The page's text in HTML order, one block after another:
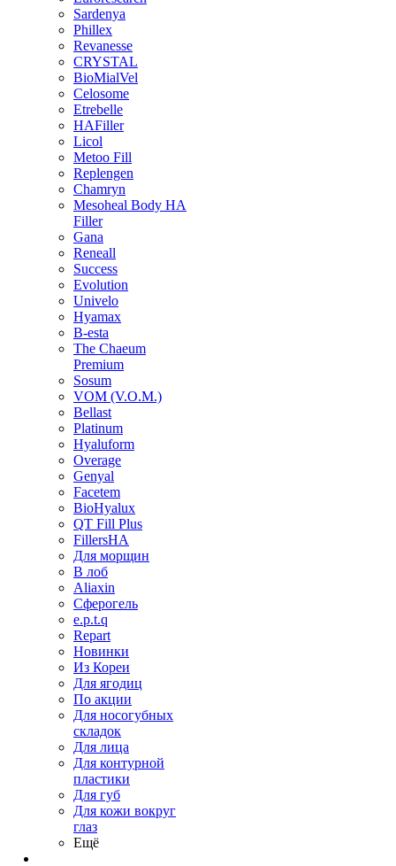
Sardenya
Phillex
Revanesse
CRYSTAL
BioMialVel
Celosome
Etrebelle
HAFiller
Licol
Metoo Fill
Replengen
Chamryn
Mesoheal Body HA
Filler
Gana
Reneall
Success
Evolution
Univelo
Hyamax
B-esta
The Chaeum
Premium
Sosum
VOM (V.O.M.)
Bellast
Platinum
Hyaluform
Overage
Genyal
Facetem
BioHyalux
QT Fill Plus
FillersHA
Для морщин
В лоб
Aliaxin
Сферогель
e.p.t.q
Repart
Новинки
Из Кореи
Для ягодиц
По акции
Для носогубных
складок
Для лица
Для контурной
пластики
Для губ
Для кожи вокруг
глаз
Ещё